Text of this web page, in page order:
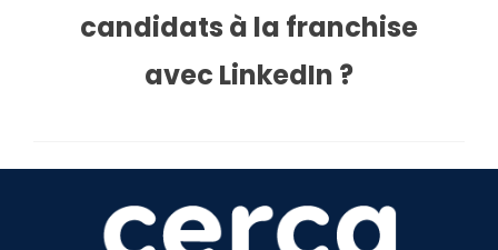
candidats à la franchise
avec LinkedIn ?